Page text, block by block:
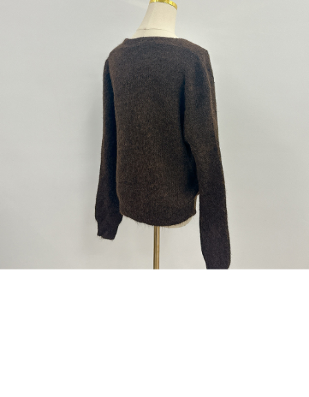
tuntutan harga jual/beli ansuran kepada syarikat ini untuk membayar bil
2. Berdasarkan tujuan kontrak persetujuan pembayaran menggunakan
"Pembayaran Ansuran Gogo", kedai akan memberikan maklumat peribadi
anda (termasuk nama, telefon atau alamat) kepada Taiwan Mobile untuk
pengumpulan, pemprosesan dan penggunaan, untuk pengesahan,
semakan dan pembetulan data yang diperlukan untuk bil ansuran oleh
3. Sila baca syarat perkhidmatan pengguna secara lengkap melalui
pautan berikut: https://oppay.tw/userRule